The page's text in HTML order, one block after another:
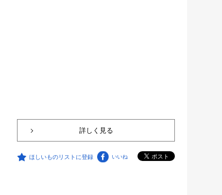
詳しく見る
ほしいものリストに登録 いいね